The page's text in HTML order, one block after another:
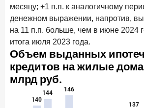
месяцу; +1 п.п. к аналогичному
денежном выражении, напротив,
на 11 п.п. больше, чем в июне 2024
итога июля 2023 года.